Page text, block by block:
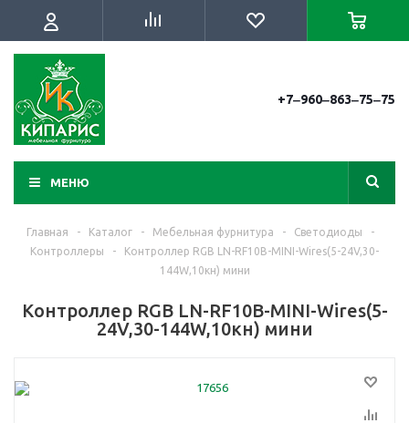
+7‒960‒863‒75‒75
МЕНЮ
Главная - Каталог - Мебельная фурнитура - Светодиоды
-
Контроллеры
-
Контроллер RGB LN-RF10B-MINI-Wires(5-24V,30-
144W,10кн) мини
Контроллер RGB LN-RF10B-MINI-Wires(5-
24V,30-144W,10кн) мини